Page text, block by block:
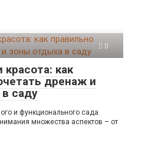
0
красота: как
дренаж и
саду
и функционального сада
множества аспектов – от